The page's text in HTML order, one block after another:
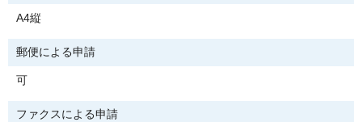
A4縦
郵便による申請
可
ファクスによる申請